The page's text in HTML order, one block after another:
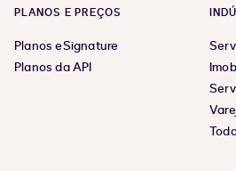
PLANOS E PREÇOS
Planos eSignature
Planos da API